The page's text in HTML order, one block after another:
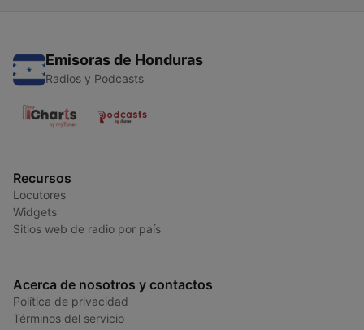
Emisoras de Honduras
Radios y Podcasts
Recursos
Locutores
Widgets
Sitios web de radio por país
Acerca de nosotros y contactos
Política de privacidad
Términos del servicio